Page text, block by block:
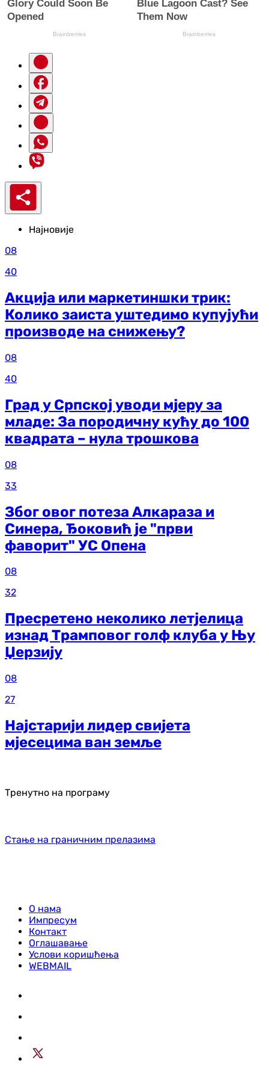
Најновије
08
40
Акција или маркетиншки трик:
Колико заиста уштедимо купујући
производе на снижењу?
08
40
Град у Српској уводи мјеру за
младе: За породичну кућу до 100
квадрата – нула трошкова
08
33
Због овог потеза Алкараза и
Синера, Ђоковић је "први
фаворит" УС Опена
08
32
Пресретено неколико летјелица
изнад Трамповог голф клуба у Њу
Џерзију
08
27
Најстарији лидер свијета
мјесецима ван земље
Тренутно на програму
Стање на граничним прелазима
О нама
Импресум
Контакт
Оглашавање
Услови коришћења
WEBMAIL